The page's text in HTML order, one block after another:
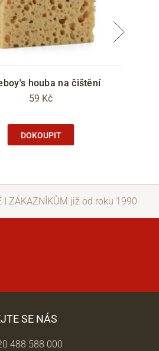
houba na čištění
59 Kč
DOKOUPIT
I ZÁKAZNÍKŮM již od roku 1990
SE NÁS
488 588 000